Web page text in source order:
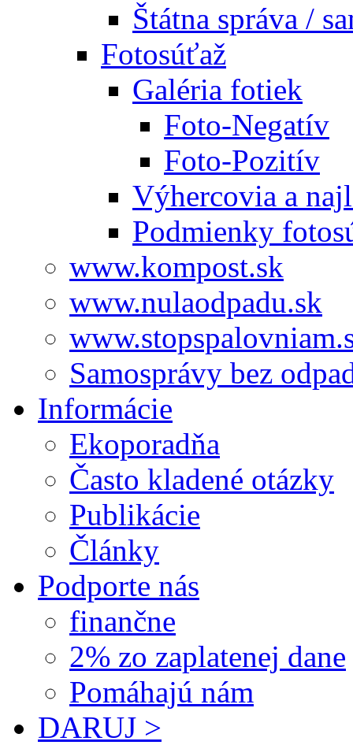
Štátna správa /
Fotosúťaž
Galéria fotiek
Foto-Negatív
Foto-Pozitív
Výhercovia a
Podmienky
www.kompost.sk
www.nulaodpadu.sk
Samosprávy bez
Informácie
Ekoporadňa
Často kladené otázky
Publikácie
Články
Podporte nás
finančne
2% zo zaplatenej dane
Pomáhajú nám
DARUJ >